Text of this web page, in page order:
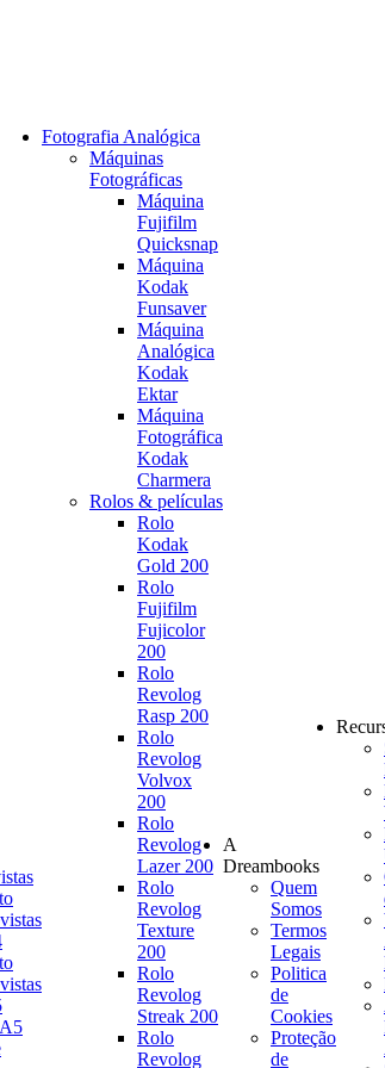
Fotografia Analógica
Máquinas
Fotográficas
Máquina
Fujifilm
Quicksnap
Máquina
Kodak
Funsaver
Máquina
Analógica
Kodak
Ektar
Máquina
Fotográfica
Kodak
Charmera
Rolos & películas
Rolo
Kodak
Gold 200
Rolo
Fujifilm
Fujicolor
200
Rolo
Revolog
Rasp 200
Rolo
Revolog
Volvox
200
Rolo
Revolog
Lazer 200
Rolo
Revolog
Texture
200
Rolo
Revolog
Streak 200
Rolo
Revolog
A
Dreambooks
Quem
Somos
Termos
Legais
Politica
de
Cookies
Proteção
de